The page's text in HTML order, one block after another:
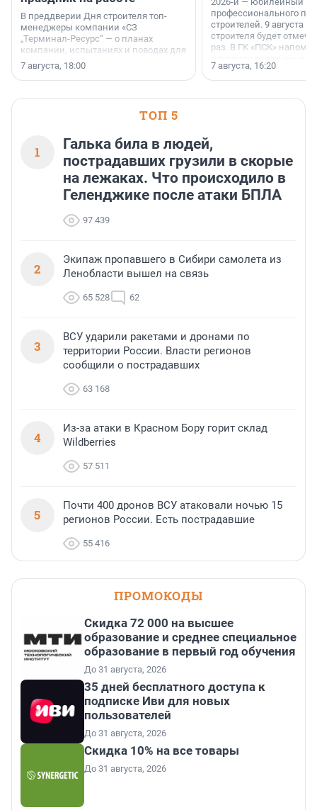
В преддверии Дня строителя топ-
менеджеры компании «СЗ
„Терминал-Ресурс“ — о планах
компании, испытаниях и поводах для
осторожного оптимизма.
7 августа, 18:00
профессионального
строителей. 9 августа
строителя будет
раз. В ГК «ПСК»
поменялась роль
7 августа, 16:20
ТОП 5
1
Галька била в людей,
пострадавших грузили в скорые
на лежаках. Что происходило в
Геленджике после атаки БПЛА
97 439
2
Экипаж пропавшего в Сибири самолета из
Ленобласти вышел на связь
65 528 62
3
ВСУ ударили ракетами и дронами по
территории России. Власти регионов
сообщили о пострадавших
63 168
4
Из-за атаки в Красном Бору горит склад
Wildberries
57 511
5
Почти 400 дронов ВСУ атаковали ночью 15
регионов России. Есть пострадавшие
55 416
ПРОМОКОДЫ
Скидка 72 000 на высшее
образование и среднее специальное
образование в первый год обучения
До 31 августа, 2026
35 дней бесплатного доступа к
подписке Иви для новых
пользователей
До 31 августа, 2026
Скидка 10% на все товары
До 31 августа, 2026